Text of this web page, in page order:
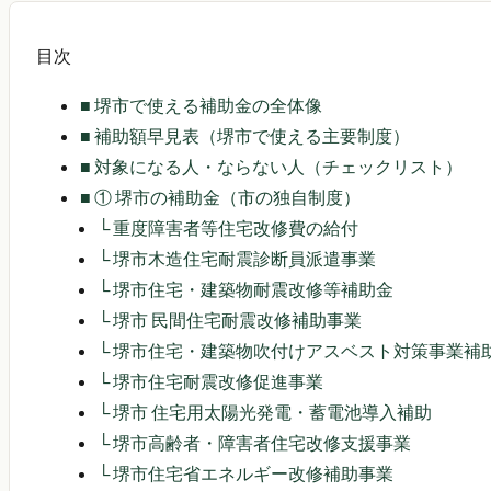
目次
■ 堺市で使える補助金の全体像
■ 補助額早見表（堺市で使える主要制度）
■ 対象になる人・ならない人（チェックリスト）
■ ① 堺市の補助金（市の独自制度）
└重度障害者等住宅改修費の給付
└堺市木造住宅耐震診断員派遣事業
└堺市住宅・建築物耐震改修等補助金
└堺市 民間住宅耐震改修補助事業
└堺市住宅・建築物吹付けアスベスト対策事業補
└堺市住宅耐震改修促進事業
└堺市 住宅用太陽光発電・蓄電池導入補助
└堺市高齢者・障害者住宅改修支援事業
└堺市住宅省エネルギー改修補助事業